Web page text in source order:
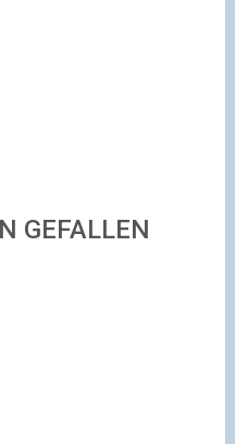
GEFALLEN